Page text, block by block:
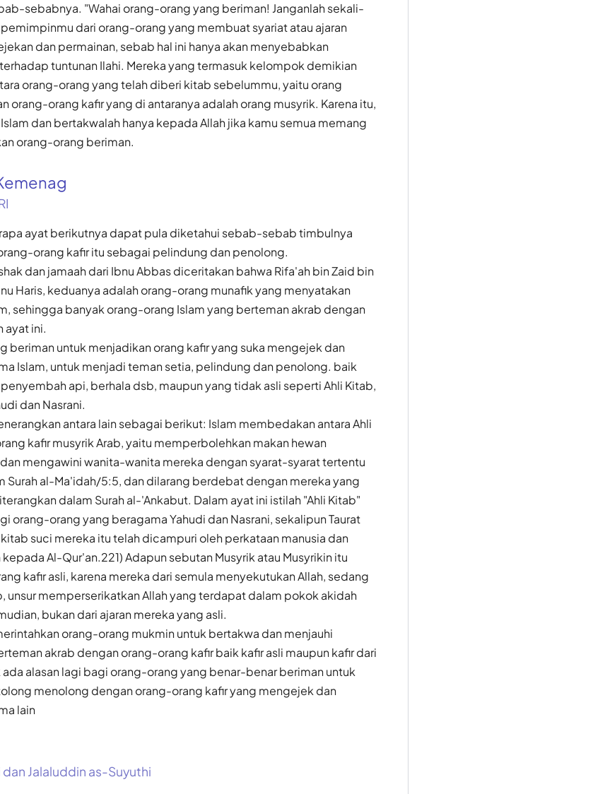
sebabnya. "Wahai orang-orang yang beriman! Janganlah sekali-
dari orang-orang yang membuat syariat atau ajaran
dan permainan, sebab hal ini hanya akan menyebabkan
tuntunan Ilahi. Mereka yang termasuk kelompok demikian
orang-orang yang telah diberi kitab sebelummu, yaitu orang
orang-orang kafir yang di antaranya adalah orang musyrik. Karena itu,
dan bertakwalah hanya kepada Allah jika kamu semua memang
orang-orang beriman.
ayat berikutnya dapat pula diketahui sebab-sebab timbulnya
orang kafir itu sebagai pelindung dan penolong.
dan jamaah dari Ibnu Abbas diceritakan bahwa Rifa'ah bin Zaid bin
Haris, keduanya adalah orang-orang munafik yang menyatakan
sehingga banyak orang-orang Islam yang berteman akrab dengan
ayat ini.
beriman untuk menjadikan orang kafir yang suka mengejek dan
Islam, untuk menjadi teman setia, pelindung dan penolong. baik
api, berhala dsb, maupun yang tidak asli seperti Ahli Kitab,
dan Nasrani.
antara lain sebagai berikut: Islam membedakan antara Ahli
kafir musyrik Arab, yaitu memperbolehkan makan hewan
mengawini wanita-wanita mereka dengan syarat-syarat tertentu
Surah al-Ma'idah/5:5, dan dilarang berdebat dengan mereka yang
dalam Surah al-'Ankabut. Dalam ayat ini istilah "Ahli Kitab"
orang-orang yang beragama Yahudi dan Nasrani, sekalipun Taurat
suci mereka itu telah dicampuri oleh perkataan manusia dan
Al-Qur'an.221) Adapun sebutan Musyrik atau Musyrikin itu
kafir asli, karena mereka dari semula menyekutukan Allah, sedang
unsur memperserikatkan Allah yang terdapat dalam pokok akidah
bukan dari ajaran mereka yang asli.
orang-orang mukmin untuk bertakwa dan menjauhi
akrab dengan orang-orang kafir baik kafir asli maupun kafir dari
alasan lagi bagi orang-orang yang benar-benar beriman untuk
menolong dengan orang-orang kafir yang mengejek dan
lain
Jalaluddin as-Suyuthi